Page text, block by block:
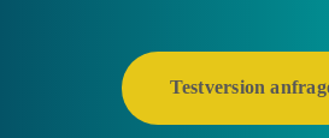
Testversion